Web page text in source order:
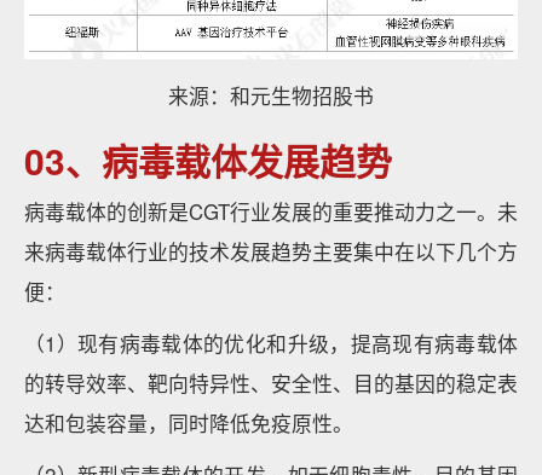
来源：和元生物招股书
03、病毒载体发展趋势
病毒载体的创新是CGT行业发展的重要推动力之一。未
来病毒载体行业的技术发展趋势主要集中在以下几个方
便：
（1）现有病毒载体的优化和升级，提高现有病毒载体
的转导效率、靶向特异性、安全性、目的基因的稳定表
达和包装容量，同时降低免疫原性。